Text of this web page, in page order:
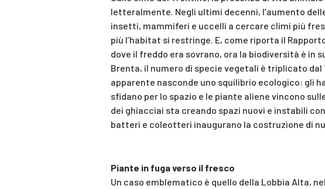
letteralmente. Negli ultimi decenni, l’aumento
insetti, mammiferi e uccelli a cercare climi più
più l’habitat si restringe. E, come riporta il
dove il freddo era sovrano, ora la biodiversità è in
Brenta, il numero di specie vegetali è triplicato dal
apparente nasconde uno squilibrio ecologico: gli
sfidano per lo spazio e le piante aliene vincono
dei ghiacciai sta creando spazi nuovi e instabili
batteri e coleotteri inaugurano la costruzione di
Piante in fuga verso il fresco
Un caso emblematico è quello della Lobbia Alta,